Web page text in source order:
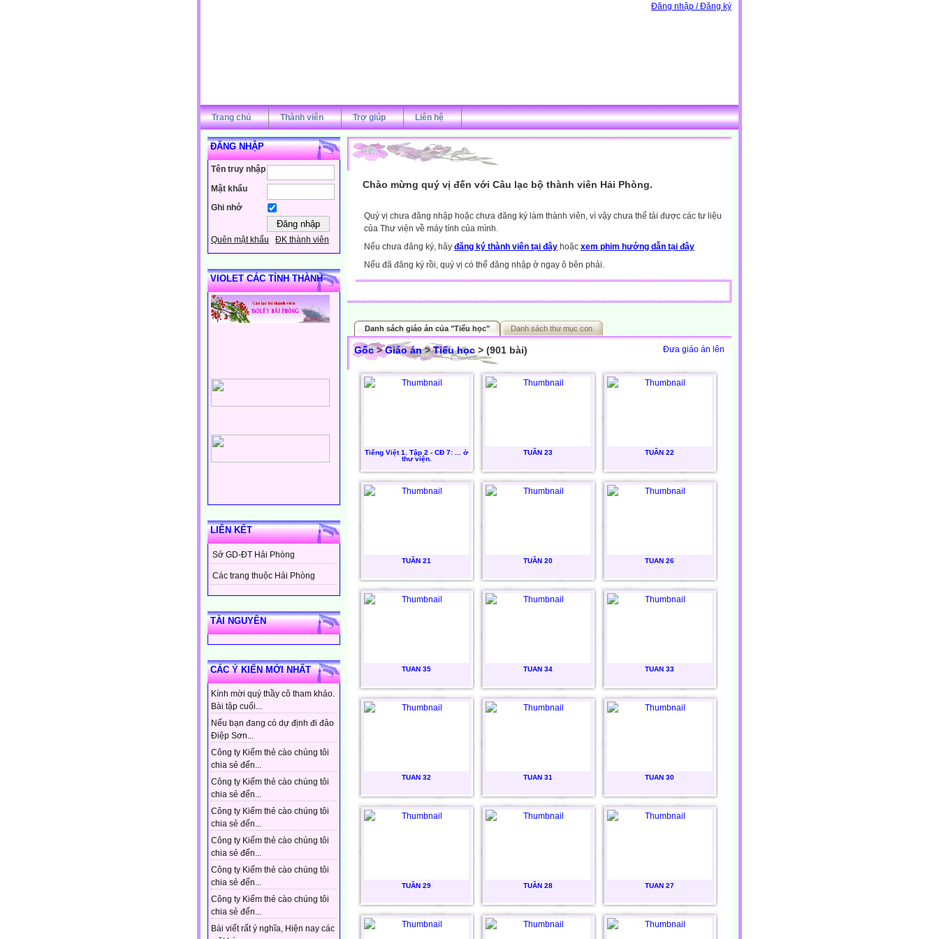
Đăng nhập / Đăng ký
Trang chủ Thành viên Trợ giúp Liên hệ
ĐĂNG NHẬP
Tên truy nhập
Mật khẩu
Ghi nhớ
Quên mật khẩu ĐK thành viên
VIOLET CÁC TỈNH THÀNH
LIÊN KẾT
Sở GD-ĐT Hải Phòng
Các trang thuộc Hải Phòng
TÀI NGUYÊN
CÁC Ý KIẾN MỚI NHẤT
Kính mời quý thầy cô tham khảo.
Bài tập cuối...
Nếu bạn đang có dự định đi đảo
Điệp Sơn...
Công ty Kiếm thẻ cào chúng tôi
chia sẻ đến...
Công ty Kiếm thẻ cào chúng tôi
chia sẻ đến...
Công ty Kiếm thẻ cào chúng tôi
chia sẻ đến...
Công ty Kiếm thẻ cào chúng tôi
chia sẻ đến...
Công ty Kiếm thẻ cào chúng tôi
chia sẻ đến...
Công ty Kiếm thẻ cào chúng tôi
chia sẻ đến...
Bài viết rất ý nghĩa, Hiện nay các
Chào mừng quý vị đến với Câu lạc bộ thành viên Hải Phòng.
Quý vị chưa đăng nhập hoặc chưa đăng ký làm thành viên, vì vậy chưa thể tải được các tư liệu
của Thư viện về máy tính của mình.
Nếu chưa đăng ký, hãy đăng ký thành viên tại đây hoặc xem phim hướng dẫn tại đây
Nếu đã đăng ký rồi, quý vị có thể đăng nhập ở ngay ô bên phải.
Danh sách giáo án của "Tiểu học" Danh sách thư mục con
Đưa giáo án lên
Gốc>Giáo án>Tiểu học> (901 bài)
Tiếng Việt 1. Tập 2 - CĐ 7: ... ở
thư viện.
TUẦN 23 TUẦN 22
TUẦN 21 TUẦN 20 TUAN 26
TUAN 35 TUAN 34 TUAN 33
TUAN 32 TUAN 31 TUAN 30
TUẦN 29 TUẦN 28 TUAN 27